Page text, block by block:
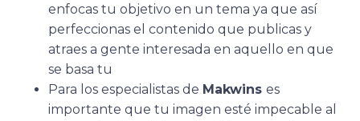
enfocas tu objetivo en un tema ya que así
perfeccionas el contenido que publicas y
atraes a gente interesada en aquello en que
se basa tu
Para los especialistas de Makwins es
importante que tu imagen esté impecable al